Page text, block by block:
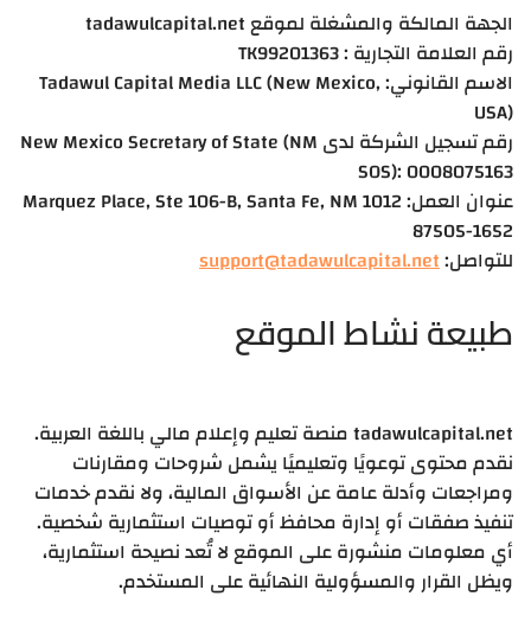
الجهة المالكة والمشغلة لموقع tadawulcapital.net
رقم العلامة التجارية : TK99201363
الاسم القانوني: Tadawul Capital Media LLC (New Mexico,
USA)
رقم تسجيل الشركة لدى New Mexico Secretary of State (NM
SOS): 0008075163
عنوان العمل: 1012 Marquez Place, Ste 106-B, Santa Fe, NM
87505-1652
للتواصل:support@tadawulcapital.net
طبيعة نشاط الموقع
tadawulcapital.net منصة تعليم وإعلام مالي باللغة العربية.
نقدم محتوى توعويًا وتعليميًا يشمل شروحات ومقارنات
ومراجعات وأدلة عامة عن الأسواق المالية، ولا نقدم خدمات
تنفيذ صفقات أو إدارة محافظ أو توصيات استثمارية شخصية.
أي معلومات منشورة على الموقع لا تُعد نصيحة استثمارية،
ويظل القرار والمسؤولية النهائية على المستخدم.